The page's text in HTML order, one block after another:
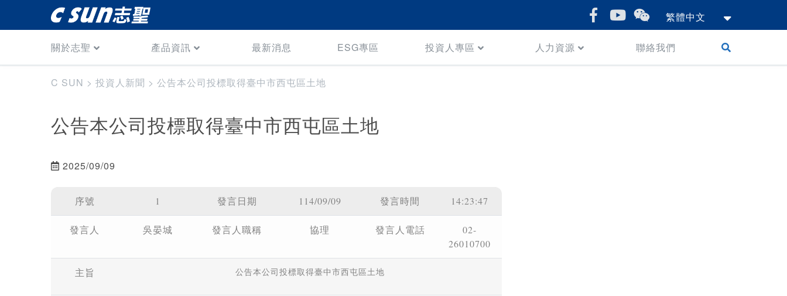
繁體中文
關於志聖 產品資訊 最新消息 ESG專區 投資人專區 人力資源 聯絡我們
C SUN > 投資人新聞 > 公告本公司投標取得臺中市西屯區土地
公告本公司投標取得臺中市西屯區土地
2025/09/09
序號 1 發言日期 114/09/09 發言時間 14:23:47
發言人 吳晏城 發言人職稱 協理 發言人電話
02-
26010700
主旨 公告本公司投標取得臺中市西屯區土地